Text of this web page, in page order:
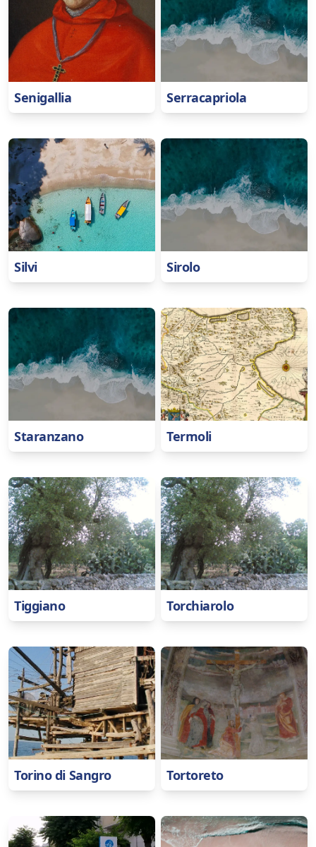
Senigallia Serracapriola
Silvi Sirolo
Staranzano Termoli
Tiggiano Torchiarolo
Torino di Sangro Tortoreto